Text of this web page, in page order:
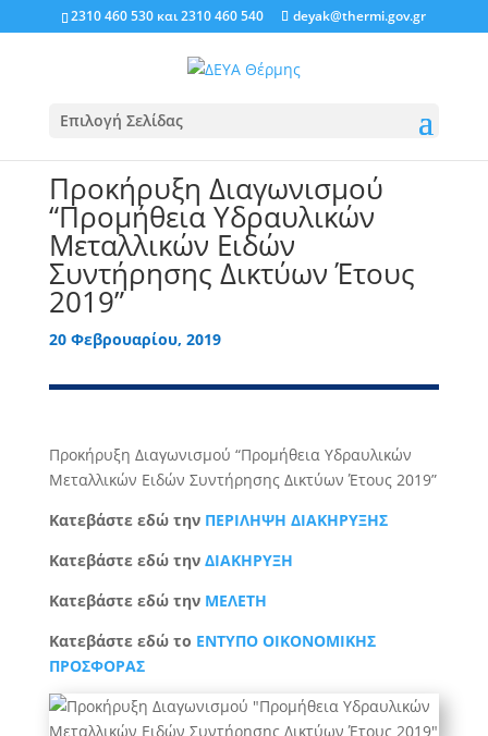
2310 460 530 και2310 460 540 deyak@thermi.gov.gr
Επιλογή Σελίδας
Προκήρυξη Διαγωνισμού
“Προμήθεια Υδραυλικών
Μεταλλικών Ειδών
Συντήρησης Δικτύων Έτους
2019”
20 Φεβρουαρίου, 2019
Προκήρυξη Διαγωνισμού “Προμήθεια Υδραυλικών
Μεταλλικών Ειδών Συντήρησης Δικτύων Έτους 2019”
Κατεβάστε εδώ την ΠΕΡΙΛΗΨΗ ΔΙΑΚΗΡΥΞΗΣ
Κατεβάστε εδώ την ΔΙΑΚΗΡΥΞΗ
Κατεβάστε εδώ την ΜΕΛΕΤΗ
Κατεβάστε εδώ το ΕΝΤΥΠΟ ΟΙΚΟΝΟΜΙΚΗΣ
ΠΡΟΣΦΟΡΑΣ